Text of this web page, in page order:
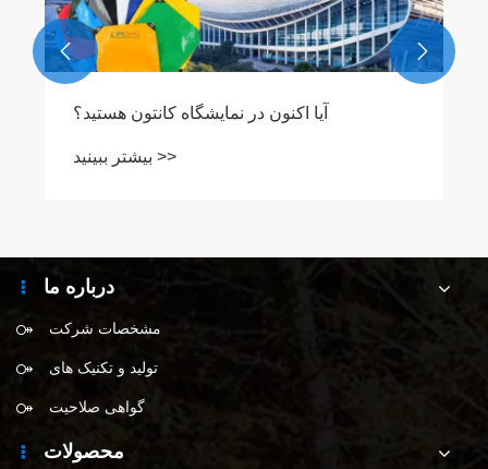
 
درباره ما
مشخصات شرکت
تولید و تکنیک های
گواهی صلاحیت
محصولات